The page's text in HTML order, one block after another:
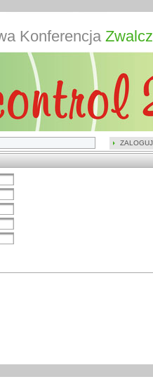
ZALOGUJ
Konferencja